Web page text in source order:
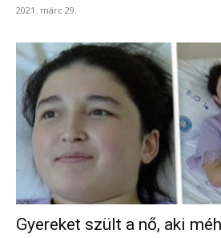
2021. márc 29.
Gyereket szült a nő, aki